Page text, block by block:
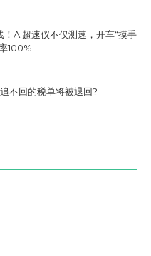
AI超速仪不仅测速，开车“摸手
100%
不回的税单将被退回?